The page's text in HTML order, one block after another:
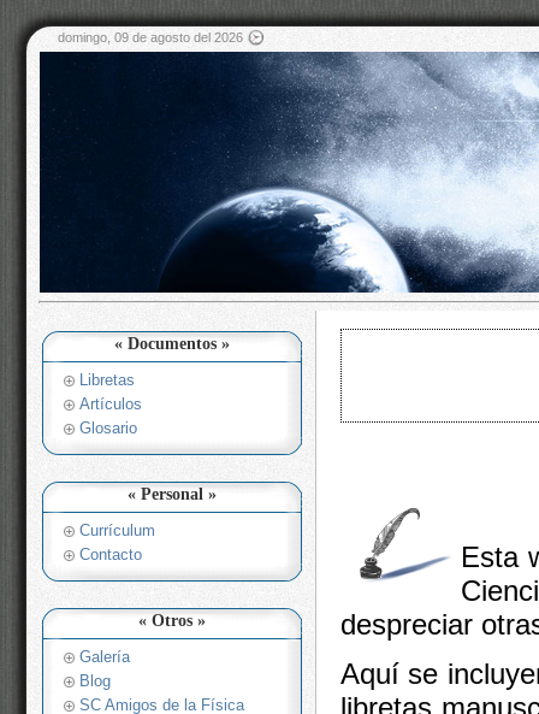
domingo, 09 de agosto del 2026
« Documentos »
Libretas
Artículos
Glosario
« Personal »
Currículum
Contacto
« Otros »
Galería
Blog
SC Amigos de la Física
Esta
despreciar
Aquí se
libretas